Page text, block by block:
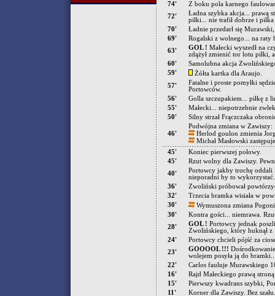
74'
Z boku pola karnego
72'
Ładna szybka akcja... prawą
piłki... nie trafił dobrze i
70'
Ładnie przedarł się
69'
Rogalski z wolnego... na raty
63'
GOL ! Małecki wyszedł na
zdążył zmienić tor lotu piłki,
60'
Samolubna akcja
59'
Żółta kartka dla Araujo.
57'
Fatalne i proste pomyłki
Portowców.
56'
Golla szczupakiem... piłkę z
55'
Małecki... niepotrzebnie
50'
Silny strzał Frączczaka
46'
Podwójna zmiana w Zawiszy:
Herlod goulon zmienia
Michał Masłowski
45'
Koniec pierwszej połowy.
45'
Rzut wolny dla Zawiszy.
40'
Portowcy jakby trochę oddali
nieporadni by to wykorzystać.
36'
Zwoliński próbował
32'
Trzecia bramka wisiała w
30'
Wymuszona zmiana
30'
Kontra gości... niemrawa.
28'
GOL ! Portowcy jednak
Zwolińskiego, który huknął z
24'
Portowcy chcieli pójść za
23'
GOOOOL !!!
wolejem posyła ją do
22'
Carlos fauluje Murawskiego
16'
Rajd Małeckiego prawą
15'
Pierwszy kwadrans szybki,
11'
Korner dla Zawiszy. Bez szału.